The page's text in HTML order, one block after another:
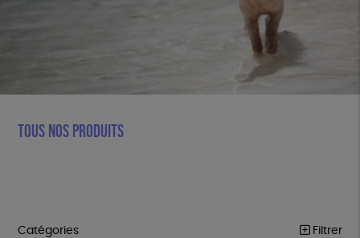
Tous nos produits
Catégories Filtrer